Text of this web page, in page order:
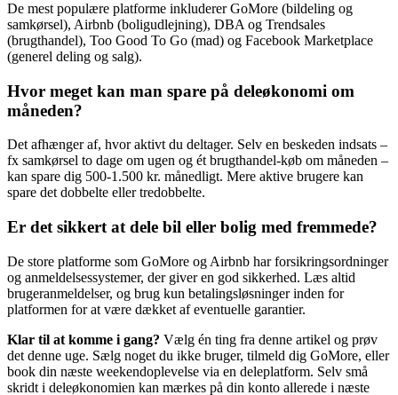
De mest populære platforme inkluderer GoMore (bildeling og
samkørsel), Airbnb (boligudlejning), DBA og Trendsales
(brugthandel), Too Good To Go (mad) og Facebook Marketplace
(generel deling og salg).
Hvor meget kan man spare på deleøkonomi om
måneden?
Det afhænger af, hvor aktivt du deltager. Selv en beskeden indsats –
fx samkørsel to dage om ugen og ét brugthandel-køb om måneden –
kan spare dig 500-1.500 kr. månedligt. Mere aktive brugere kan
spare det dobbelte eller tredobbelte.
Er det sikkert at dele bil eller bolig med fremmede?
De store platforme som GoMore og Airbnb har forsikringsordninger
og anmeldelsessystemer, der giver en god sikkerhed. Læs altid
brugeranmeldelser, og brug kun betalingsløsninger inden for
platformen for at være dækket af eventuelle garantier.
Klar til at komme i gang? Vælg én ting fra denne artikel og prøv
det denne uge. Sælg noget du ikke bruger, tilmeld dig GoMore, eller
book din næste weekendoplevelse via en deleplatform. Selv små
skridt i deleøkonomien kan mærkes på din konto allerede i næste